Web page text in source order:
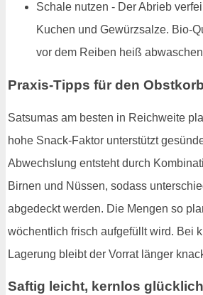
Schale nutzen - Der Abrieb
Kuchen und Gewürzsalze. Bio-
vor dem Reiben heiß
Praxis-Tipps für den
Satsumas am besten in Reichweite
hohe Snack-Faktor unterstützt
Abwechslung entsteht durch
Birnen und Nüssen, sodass
abgedeckt werden. Die Mengen so
wöchentlich frisch aufgefüllt wird. Bei
Lagerung bleibt der Vorrat länger
Saftig leicht, kernlos glücklich